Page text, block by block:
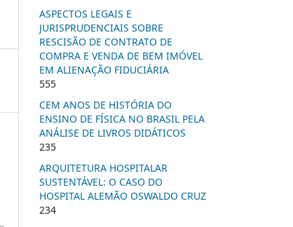
ASPECTOS LEGAIS E
JURISPRUDENCIAIS SOBRE
RESCISÃO DE CONTRATO DE
COMPRA E VENDA DE BEM IMÓVEL
EM ALIENAÇÃO FIDUCIÁRIA
555
CEM ANOS DE HISTÓRIA DO
ENSINO DE FÍSICA NO BRASIL PELA
ANÁLISE DE LIVROS DIDÁTICOS
235
ARQUITETURA HOSPITALAR
SUSTENTÁVEL: O CASO DO
HOSPITAL ALEMÃO OSWALDO CRUZ
234